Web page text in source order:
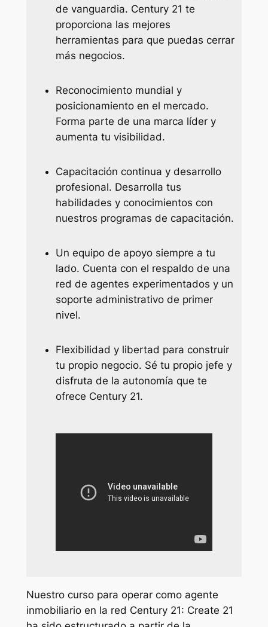
de vanguardia. Century 21 te
proporciona las mejores
herramientas para que puedas cerrar
más negocios.
Reconocimiento mundial y
posicionamiento en el mercado.
Forma parte de una marca líder y
aumenta tu visibilidad.
Capacitación continua y desarrollo
profesional. Desarrolla tus
habilidades y conocimientos con
nuestros programas de capacitación.
Un equipo de apoyo siempre a tu
lado. Cuenta con el respaldo de una
red de agentes experimentados y un
soporte administrativo de primer
nivel.
Flexibilidad y libertad para construir
tu propio negocio. Sé tu propio jefe y
disfruta de la autonomía que te
ofrece Century 21.
Nuestro curso para operar como agente
inmobiliario en la red Century 21: Create 21